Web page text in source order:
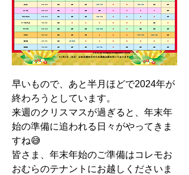
早いもので、あと半月ほどで2024年が
終わろうとしています。
来週のクリスマスが過ぎると、年末年
始の準備に追われる日々がやってきま
すね😅
皆さま、年末年始のご準備はコレモお
おむらのテナントにお越しくださいま